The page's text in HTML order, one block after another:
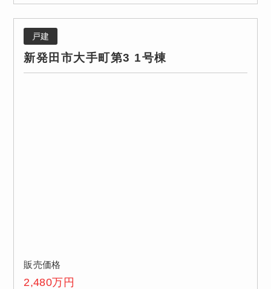
戸建
新発田市大手町第3 1号棟
販売価格
2,480万円